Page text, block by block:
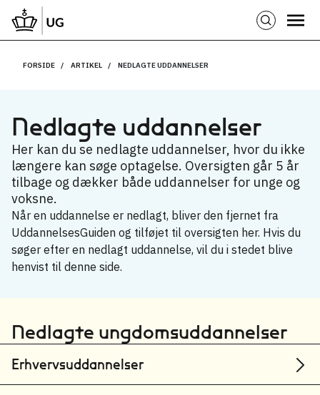
FORSIDE ARTIKEL NEDLAGTE UDDANNELSER
Nedlagte uddannelser
Her kan du se nedlagte uddannelser, hvor du ikke
længere kan søge optagelse. Oversigten går 5 år
tilbage og dækker både uddannelser for unge og
voksne.
Når en uddannelse er nedlagt, bliver den fjernet fra
UddannelsesGuiden og tilføjet til oversigten her. Hvis du
søger efter en nedlagt uddannelse, vil du i stedet blive
henvist til denne side.
Nedlagte ungdomsuddannelser
Erhvervsuddannelser